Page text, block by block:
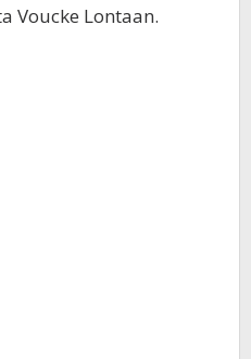
Voucke Lontaan.